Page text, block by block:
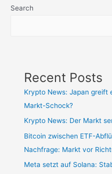
Search
Recent Posts
Krypto News: Japan greift
Markt-Schock?
Krypto News: Der Markt
Bitcoin zwischen ETF-
Nachfrage: Markt vor
Meta setzt auf Solana: